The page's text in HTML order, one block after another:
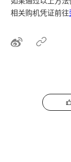
相关购机凭证前往